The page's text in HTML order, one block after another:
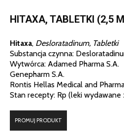
HITAXA, TABLETKI (2,5
Hitaxa, Desloratadinum, Tabletki
Substancja czynna:
Wytwórca: Adamed Pharma S.A.
Genepharm S.A.
Rontis Hellas Medical and
Stan recepty: Rp (leki wydawane
PROMUJ PRODUKT